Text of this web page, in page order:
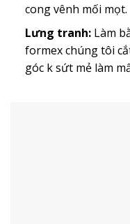
cong vênh mối mọt.
Lưng tranh:Làm
formex chúng tôi
góc k sứt mẻ làm